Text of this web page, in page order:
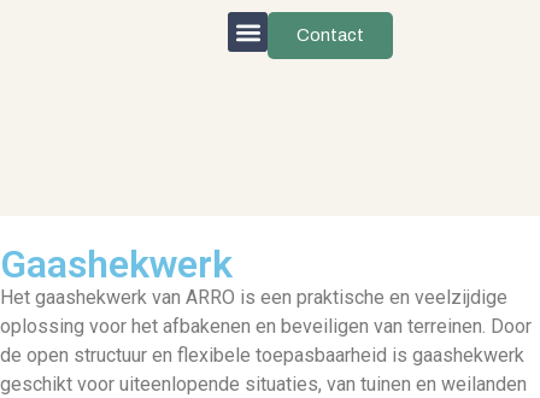
Contact
Gaashekwerk
Het gaashekwerk van ARRO is een praktische en veelzijdige
oplossing voor het afbakenen en beveiligen van terreinen. Door
de open structuur en flexibele toepasbaarheid is gaashekwerk
geschikt voor uiteenlopende situaties, van tuinen en weilanden